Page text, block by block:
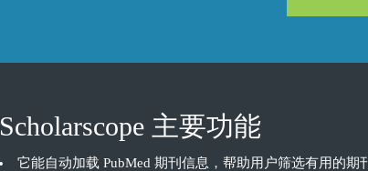
Scholarscope 主要功能
它能自动加载 PubMed 期刊信息，帮助用户筛选有用的期